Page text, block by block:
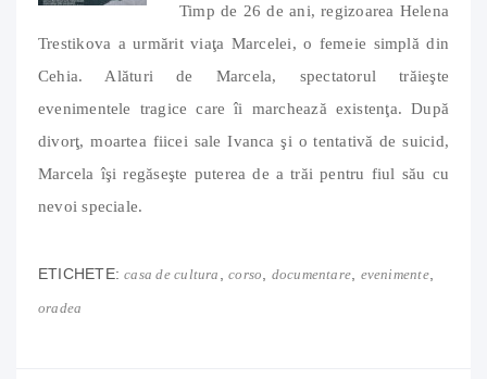
Timp de 26 de ani, regizoarea Helena
Trestikova a urmărit viaţa Marcelei, o femeie simplă din
Cehia. Alături de Marcela, spectatorul trăieşte
evenimentele tragice care îi marchează existenţa. După
divorţ, moartea fiicei sale Ivanca şi o tentativă de suicid,
Marcela îşi regăseşte puterea de a trăi pentru fiul său cu
nevoi speciale.
ETICHETE:casa de cultura ,corso documentare evenimente,
oradea